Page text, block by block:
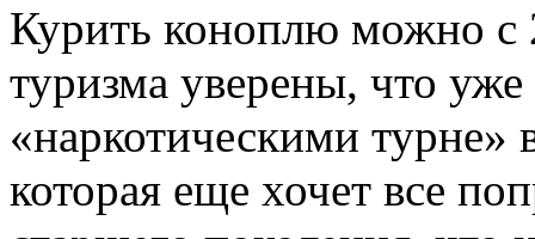
Курить коноплю можно с
туризма уверены, что
«наркотическими турне»
которая еще хочет все